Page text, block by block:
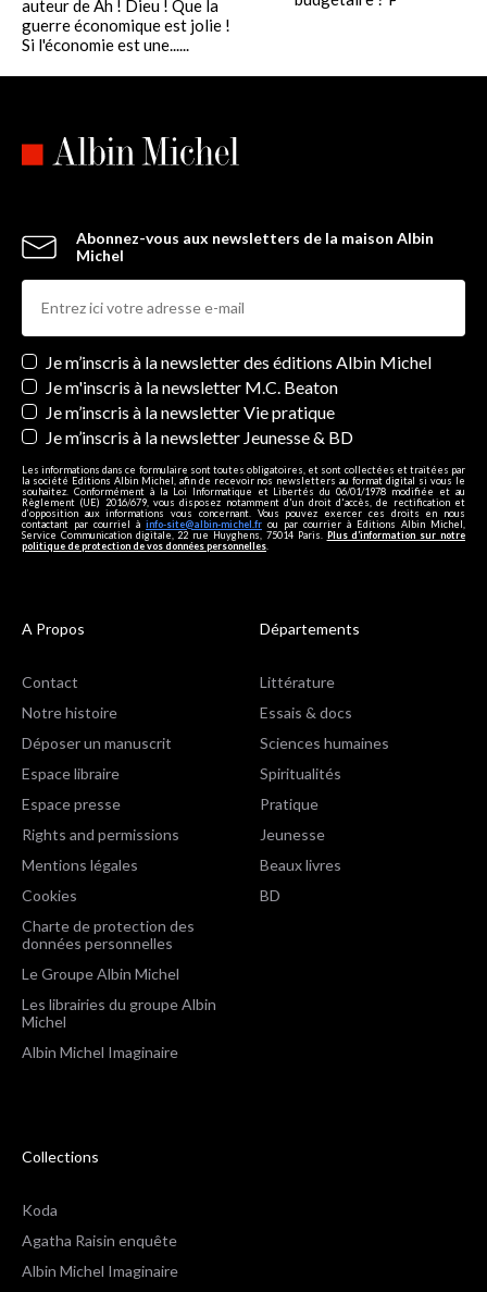
auteur de Ah ! Dieu ! Que la
guerre économique est jolie !
Si l'économie est une......
Abonnez-vous aux newsletters de la maison Albin
Michel
Newsletters
Je m’inscris à la newsletter des éditions Albin Michel
Je m'inscris à la newsletter M.C. Beaton
Je m’inscris à la newsletter Vie pratique
Je m’inscris à la newsletter Jeunesse & BD
Les informations dans ce formulaire sont toutes obligatoires, et sont collectées et traitées par
la société Editions Albin Michel, afin de recevoir nos newsletters au format digital si vous le
souhaitez. Conformément à la Loi Informatique et Libertés du 06/01/1978 modifiée et au
Règlement (UE) 2016/679, vous disposez notamment d'un droit d'accès, de rectification et
d’opposition aux informations vous concernant. Vous pouvez exercer ces droits en nous
contactant par courriel à info-site@albin-michel.fr ou par courrier à Editions Albin Michel,
Service Communication digitale, 22 rue Huyghens, 75014 Paris. Plus d’information sur notre
politique de protection de vos données personnelles
A Propos
Contact
Notre histoire
Déposer un manuscrit
Espace libraire
Espace presse
Rights and permissions
Mentions légales
Cookies
Charte de protection des
données personnelles
Le Groupe Albin Michel
Les librairies du groupe Albin
Michel
Albin Michel Imaginaire
Départements
Littérature
Essais & docs
Sciences humaines
Spiritualités
Pratique
Jeunesse
Beaux livres
BD
Collections
Koda
Agatha Raisin enquête
Albin Michel Imaginaire